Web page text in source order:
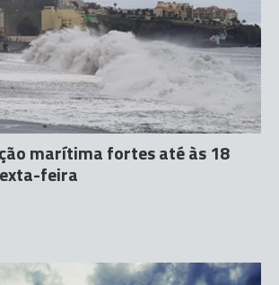
marítima fortes até às 18
feira